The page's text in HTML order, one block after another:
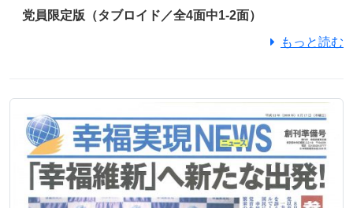
党員限定版（タブロイド／全4面中1-2面）
もっと読む